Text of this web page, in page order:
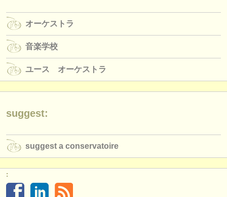
find out about ourATS
ATSfaq
ログイン
オーケストラ
音楽学校
ユース オーケストラ
suggest:
suggest a conservatoire
: